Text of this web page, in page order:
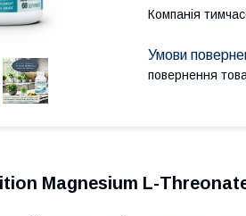
Компанія
повернення
Magnesium L-Threonate